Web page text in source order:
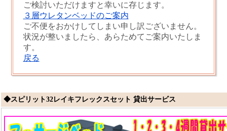
ご検討いただけますと幸いに存じます。
３層ウレタンベッドのご案内
ご不便をおかけしてしまい申し訳ございません。
状況が整いましたら、あらためてご案内いたしま
す。
戻る
◆スピリット32レイキフレックスセット 貸出サービス